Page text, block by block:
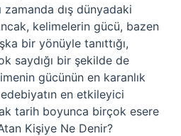
dış dünyadaki
kelimelerin gücü, bazen
bir yönüyle tanıttığı,
saydığı bir şekilde de
gücünün en karanlık
en etkileyici
tarih boyunca birçok esere
Kişiye Ne Denir?